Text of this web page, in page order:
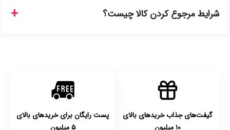
انتخاب کنید و برای شهرستان‌ها بین یک الی ۳ روز کاری از طریق
شرایط مرجوع کردن کالا چیست؟
گیفت‌های جذاب خریدهای بالای
۱۰ میلیون
پست رایگان برای خریدهای بالای
۵ میلیون